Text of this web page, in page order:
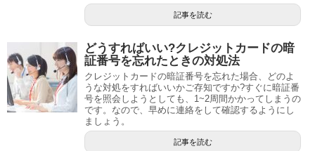
記事を読む
どうすればいい?クレジットカードの暗
証番号を忘れたときの対処法
クレジットカードの暗証番号を忘れた場合、どのよ
うな対処をすればいいかご存知ですか?すぐに暗証番
号を照会しようとしても、1~2周間かかってしまうの
です。なので、早めに連絡をして確認するようにし
ましょう。
記事を読む